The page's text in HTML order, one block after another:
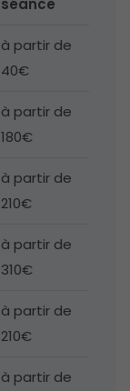
à partir de
40€
à partir de
180€
à partir de
210€
à partir de
310€
à partir de
210€
à partir de